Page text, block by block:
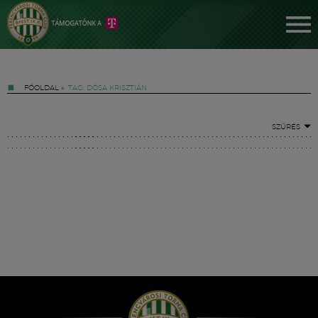
FŐOLDAL » TAG: DÓSA KRISZTIÁN
SZŰRÉS
Hírek